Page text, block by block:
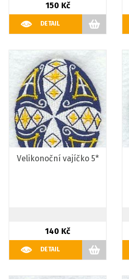
150 Kč
DETAIL
Velikonoční vajíčko 5*
140 Kč
DETAIL